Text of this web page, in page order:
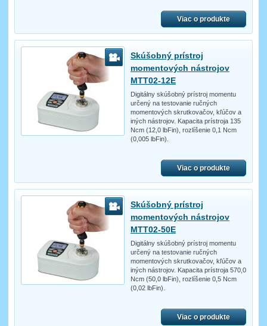
Viac o produkte
Skúšobný prístroj
momentových nástrojov
MTT02-12E
Digitálny skúšobný prístroj momentu
určený na testovanie ručných
momentových skrutkovačov, kľúčov a
iných nástrojov. Kapacita prístroja 135
Ncm (12,0 lbFin), rozlíšenie 0,1 Ncm
(0,005 lbFin).
Viac o produkte
Skúšobný prístroj
momentových nástrojov
MTT02-50E
Digitálny skúšobný prístroj momentu
určený na testovanie ručných
momentových skrutkovačov, kľúčov a
iných nástrojov. Kapacita prístroja 570,0
Ncm (50,0 lbFin), rozlíšenie 0,5 Ncm
(0,02 lbFin).
Viac o produkte